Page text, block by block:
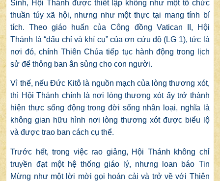
Sinh, Hội Thánh được thiết lập không như một tổ chức
thuần túy xã hội, nhưng như một thực tại mang tính bí
tích. Theo giáo huấn của Công đồng Vatican II, Hội
Thánh là “dấu chỉ và khí cụ” của ơn cứu độ (LG 1), tức là
nơi đó, chính Thiên Chúa tiếp tục hành động trong lịch
sử để thông ban ân sủng cho con người.
Vì thế, nếu Đức Kitô là nguồn mạch của lòng thương xót,
thì Hội Thánh chính là nơi lòng thương xót ấy trở thành
hiện thực sống động trong đời sống nhân loại, nghĩa là
không gian hữu hình nơi lòng thương xót được biểu lộ
và được trao ban cách cụ thể.
Trước hết, trong việc rao giảng, Hội Thánh không chỉ
truyền đạt một hệ thống giáo lý, nhưng loan báo Tin
Mừng như một lời mời gọi hoán cải và trở về với Thiên